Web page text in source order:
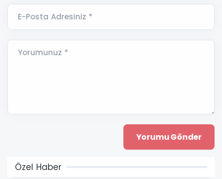
E-Posta Adresiniz *
Yorumunuz *
Özel Haber